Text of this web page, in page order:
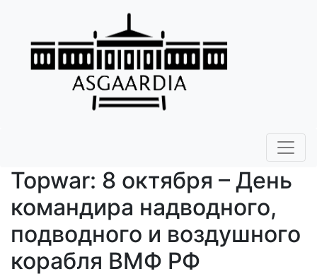
Topwar: 8 октября – День
командира надводного,
подводного и воздушного
корабля ВМФ РФ